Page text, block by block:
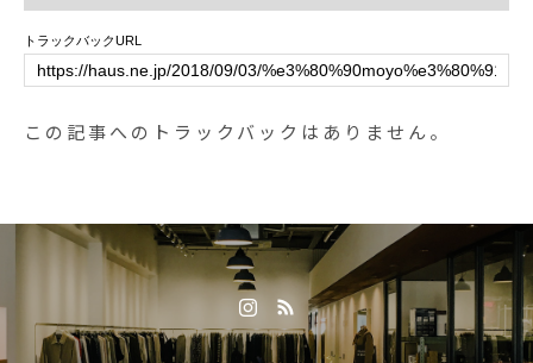
トラックバックURL
この記事へのトラックバックはありません。